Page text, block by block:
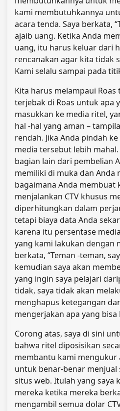
kami membutuhkannya
acara tenda. Saya berkata,
ajaib uang. Ketika Anda
uang, itu harus keluar dari
rencanakan agar kita tidak
Kami selalu sampai pada
Kita harus melampaui
terjebak di Roas untuk apa
masukkan ke media ritel,
hal -hal yang aman –
rendah. Jika Anda pindah
media tersebut lebih
bagian lain dari pembelian
memiliki di muka dan Anda
bagaimana Anda membuat
menjalankan CTV khusus
diperhitungkan dalam
tetapi biaya data Anda
karena itu persentase
yang kami lakukan dengan
berkata, “Teman -teman,
kemudian saya akan
yang ingin saya pelajari
tidak, saya tidak akan
menghapus ketegangan
mengerjakan apa yang
Corong atas, saya di sini
bahwa ritel diposisikan
membantu kami mengukur
untuk benar-benar
situs web. Itulah yang saya
mereka ketika mereka
mengambil semua dolar